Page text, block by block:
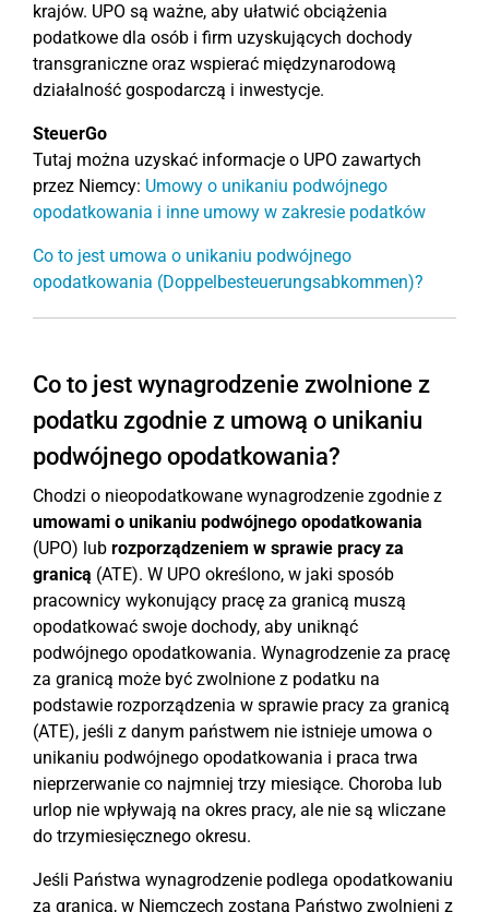
krajów. UPO są ważne, aby ułatwić obciążenia
podatkowe dla osób i firm uzyskujących dochody
transgraniczne oraz wspierać międzynarodową
działalność gospodarczą i inwestycje.
SteuerGo
Tutaj można uzyskać informacje o UPO zawartych
przez Niemcy: Umowy o unikaniu podwójnego
opodatkowania i inne umowy w zakresie podatków
Co to jest umowa o unikaniu podwójnego
opodatkowania (Doppelbesteuerungsabkommen)?
Co to jest wynagrodzenie zwolnione z
podatku zgodnie z umową o unikaniu
podwójnego opodatkowania?
Chodzi o nieopodatkowane wynagrodzenie zgodnie z
umowami o unikaniu podwójnego opodatkowania
(UPO) lub rozporządzeniem w sprawie pracy za
granicą (ATE). W UPO określono, w jaki sposób
pracownicy wykonujący pracę za granicą muszą
opodatkować swoje dochody, aby uniknąć
podwójnego opodatkowania. Wynagrodzenie za pracę
za granicą może być zwolnione z podatku na
podstawie rozporządzenia w sprawie pracy za granicą
(ATE), jeśli z danym państwem nie istnieje umowa o
unikaniu podwójnego opodatkowania i praca trwa
nieprzerwanie co najmniej trzy miesiące. Choroba lub
urlop nie wpływają na okres pracy, ale nie są wliczane
do trzymiesięcznego okresu.
Jeśli Państwa wynagrodzenie podlega opodatkowaniu
za granicą, w Niemczech zostaną Państwo zwolnieni z